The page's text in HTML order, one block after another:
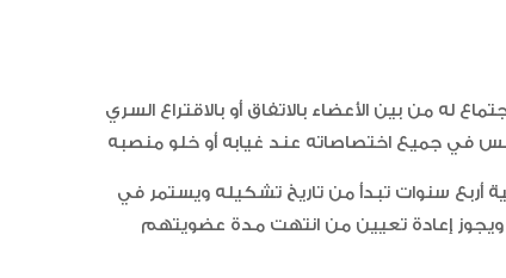
له من بين الأعضاء بالاتفاق أو بالاقتراع السري
سنوات تبدأ من تاريخ تشكيله ويستمر في
إعادة تعيين من انتهت مدة عضويتهم
الإمارات تعزز ريادتها العالمية في جمال
ضمن الفئة “A”